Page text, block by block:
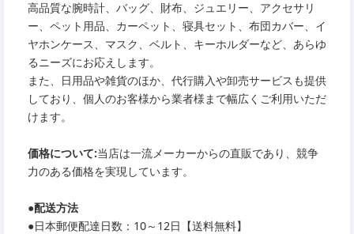
高品質な腕時計、バッグ、財布、ジュエリー、アクセサリ
ー、ペット用品、カーペット、寝具セット、布団カバー、イ
ヤホンケース、マスク、ベルト、キーホルダーなど、あらゆ
るニーズにお応えします。
また、日用品や雑貨のほか、代行購入や卸売サービスも提供
しており、個人のお客様から業者様まで幅広くご利用いただ
けます。
価格について:当店は一流メーカーからの直販であり、競争
力のある価格を実現しています。
●配送方法
●日本郵便配達日数：10～12日【送料無料】